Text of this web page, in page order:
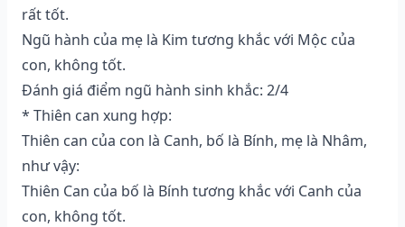
rất tốt.
Ngũ hành của mẹ là Kim tương khắc với Mộc của
con, không tốt.
Đánh giá điểm ngũ hành sinh khắc: 2/4
* Thiên can xung hợp:
Thiên can của con là Canh, bố là Bính, mẹ là Nhâm,
như vậy:
Thiên Can của bố là Bính tương khắc với Canh của
con, không tốt.